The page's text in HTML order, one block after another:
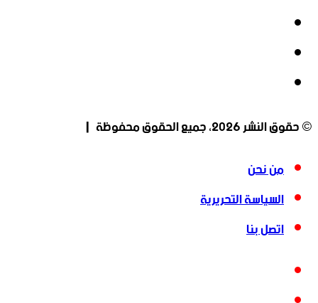
© حقوق النشر 2026، جميع الحقوق محفوظة |
من نحن
السياسة التحريرية
اتصل بنا